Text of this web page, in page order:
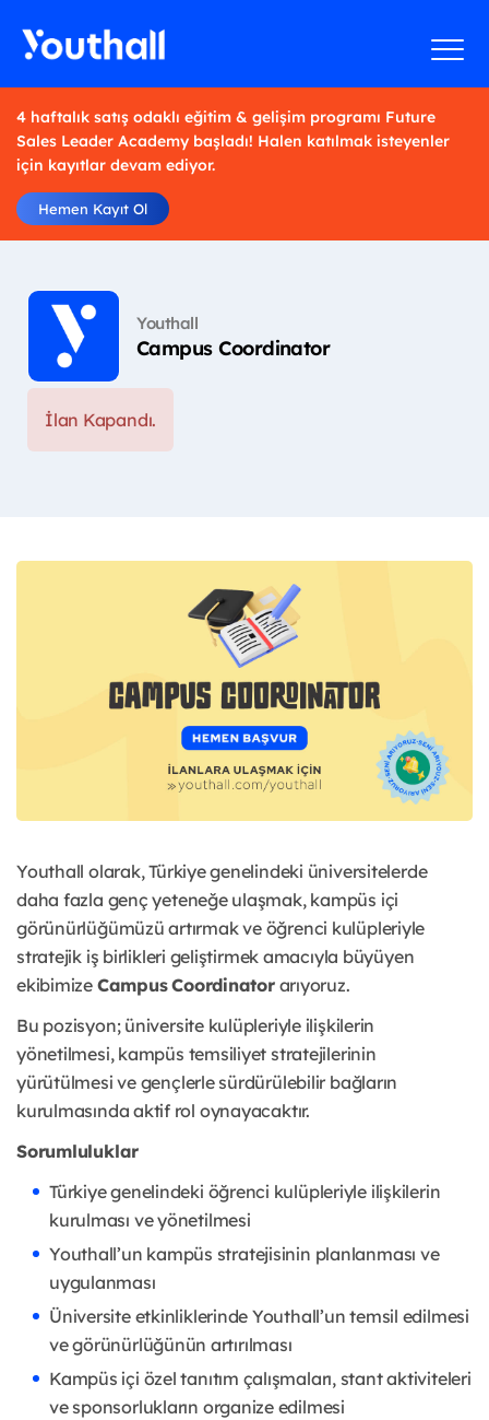
4 haftalık satış odaklı eğitim & gelişim programı Future
Sales Leader Academy başladı! Halen katılmak isteyenler
için kayıtlar devam ediyor.
Hemen Kayıt Ol
Youthall
Campus Coordinator
İlan Kapandı.
Youthall olarak, Türkiye genelindeki üniversitelerde
daha fazla genç yeteneğe ulaşmak, kampüs içi
görünürlüğümüzü artırmak ve öğrenci kulüpleriyle
stratejik iş birlikleri geliştirmek amacıyla büyüyen
ekibimize CampusCoordinatorarıyoruz.
Bu pozisyon; üniversite kulüpleriyle ilişkilerin
yönetilmesi, kampüs temsiliyet stratejilerinin
yürütülmesi ve gençlerle sürdürülebilir bağların
kurulmasında aktif rol oynayacaktır.
Sorumluluklar
Türkiye genelindeki öğrenci kulüpleriyle ilişkilerin
kurulması ve yönetilmesi
Youthall’un kampüs stratejisinin planlanması ve
uygulanması
Üniversite etkinliklerinde Youthall’un temsil edilmesi
ve görünürlüğünün artırılması
Kampüs içi özel tanıtım çalışmaları, stant aktiviteleri
ve sponsorlukların organize edilmesi